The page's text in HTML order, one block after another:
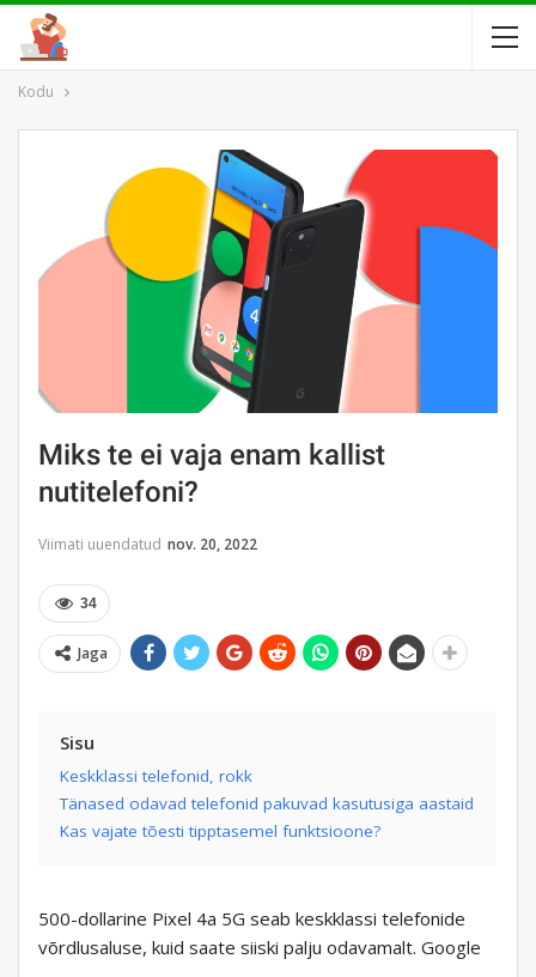
Kodu
Miks te ei vaja enam kallist
nutitelefoni?
Viimati uuendatud nov. 20, 2022
34
Jaga
Sisu
Keskklassi telefonid, rokk
Tänased odavad telefonid pakuvad kasutusiga aastaid
Kas vajate tõesti tipptasemel funktsioone?
500-dollarine Pixel 4a 5G seab keskklassi telefonide
võrdlusaluse, kuid saate siiski palju odavamalt. Google